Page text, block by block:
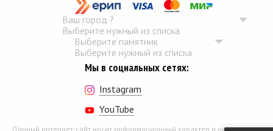
Ваш город ?
Выберите нужный из списка
Выберите памятник
Выберите нужный из списка
Мы в социальных сетях:
Instagram
YouTube
Данный интернет-сайт носит информационный характер и ни при каких